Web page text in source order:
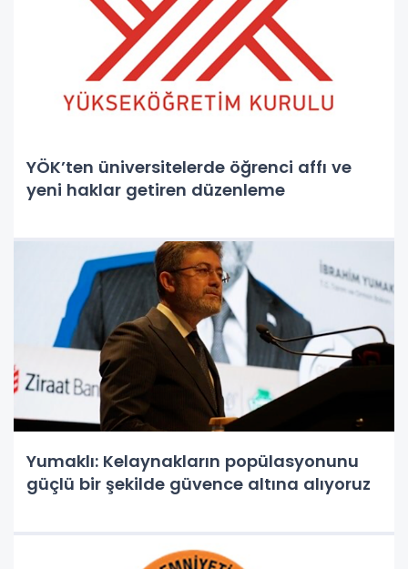
YÖK’ten üniversitelerde öğrenci affı ve
yeni haklar getiren düzenleme
Yumaklı: Kelaynakların popülasyonunu
güçlü bir şekilde güvence altına alıyoruz